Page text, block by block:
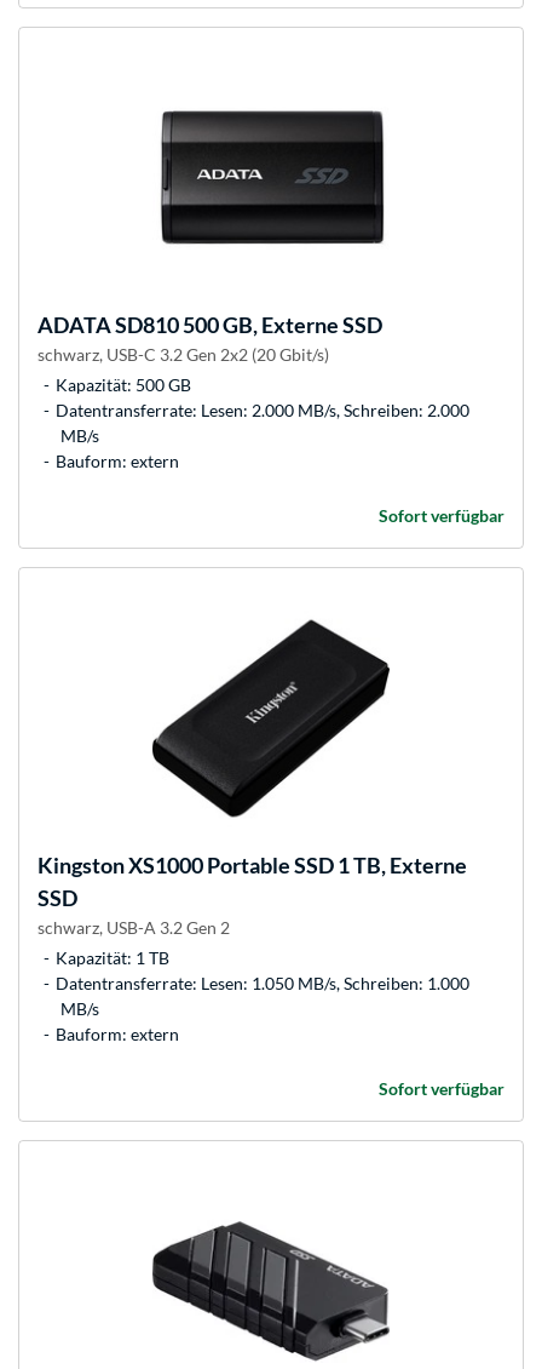
ADATASD810 500 GB, Externe SSD
schwarz, USB-C 3.2 Gen 2x2 (20 Gbit/s)
Kapazität: 500 GB
Datentransferrate: Lesen: 2.000 MB/s, Schreiben: 2.000
MB/s
Bauform: extern
Sofort verfügbar
KingstonXS1000 Portable SSD 1 TB, Externe
SSD
schwarz, USB-A 3.2 Gen 2
Kapazität: 1 TB
Datentransferrate: Lesen: 1.050 MB/s, Schreiben: 1.000
MB/s
Bauform: extern
Sofort verfügbar